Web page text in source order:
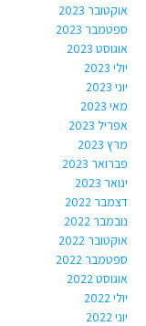
אוקטובר 2023
ספטמבר 2023
אוגוסט 2023
יולי 2023
יוני 2023
מאי 2023
אפריל 2023
מרץ 2023
פברואר 2023
ינואר 2023
דצמבר 2022
נובמבר 2022
אוקטובר 2022
ספטמבר 2022
אוגוסט 2022
יולי 2022
יוני 2022